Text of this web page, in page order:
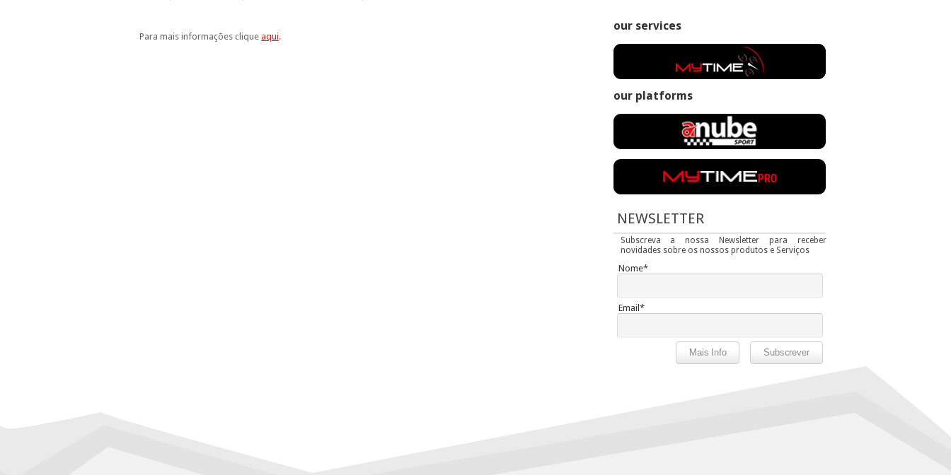
Para mais informações clique aqui.
our services
our platforms
NEWSLETTER
Subscreva a nossa Newsletter para receber
novidades sobre os nossos produtos e Serviços
Nome*
Email*